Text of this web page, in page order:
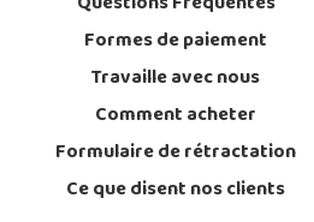
Formes de paiement
Travaille avec nous
Comment acheter
Formulaire de rétractation
Ce que disent nos clients